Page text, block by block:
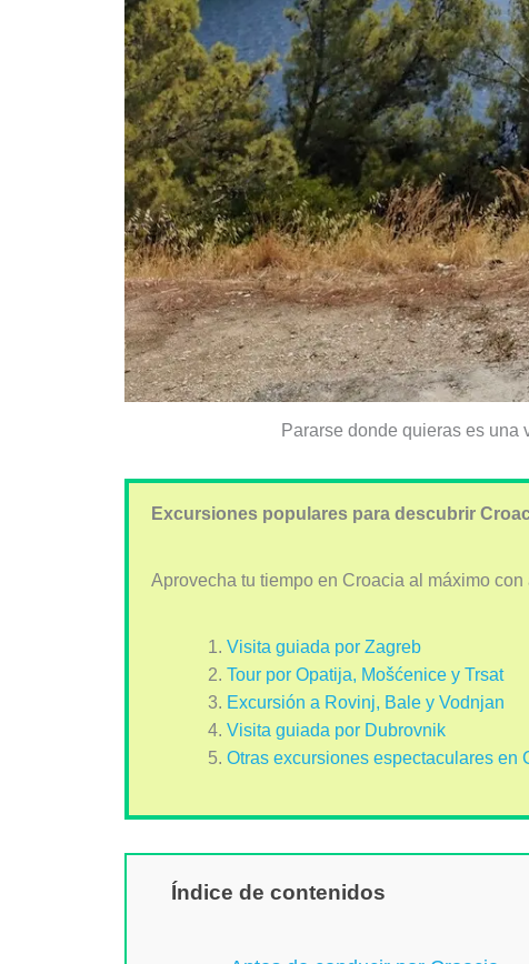
Pararse donde quieras es una
Excursiones populares para descubrir
Aprovecha tu tiempo en Croacia al máximo
Visita guiada por Zagreb
Tour por Opatija, Mošćenice y Trsat
Excursión a Rovinj, Bale y Vodnjan
Visita guiada por Dubrovnik
Otras excursiones espectaculares en
Índice de contenidos